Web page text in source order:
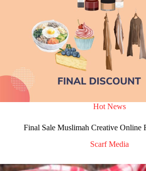
Hot News
Final Sale Muslimah Creative Online
Scarf Media